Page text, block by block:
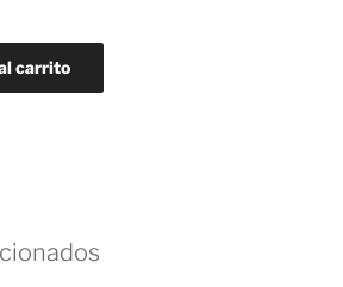
carrito